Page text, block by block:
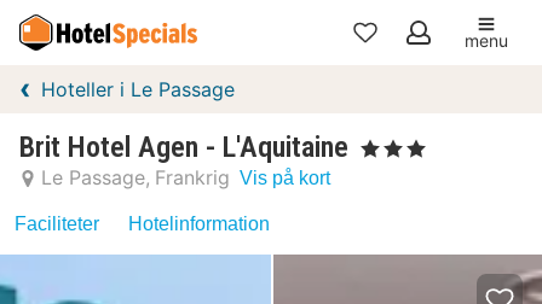
Mine
menu
Hoteller i Le Passage
Brit Hotel Agen - L'Aquitaine , 3 Stjerner
Le Passage Frankrig Vis på kort
Faciliteter Hotelinformation